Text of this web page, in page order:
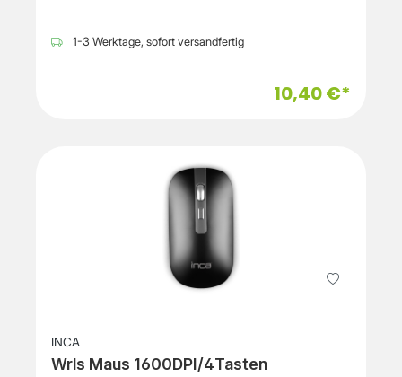
1-3 Werktage, sofort versandfertig
10,40 €*
INCA
Wrls Maus 1600DPI/4Tasten